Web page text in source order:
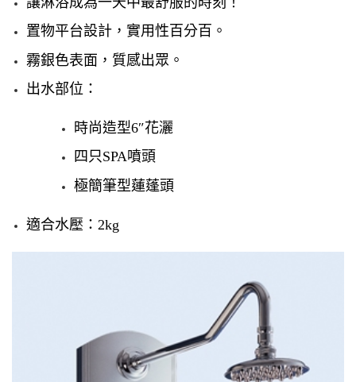
置物平台設計，實用性百分百。
霧銀色表面，質感出眾。
出水部位：
時尚造型6″花灑
四只SPA噴頭
極簡筆型蓮蓬頭
適合水壓：2kg